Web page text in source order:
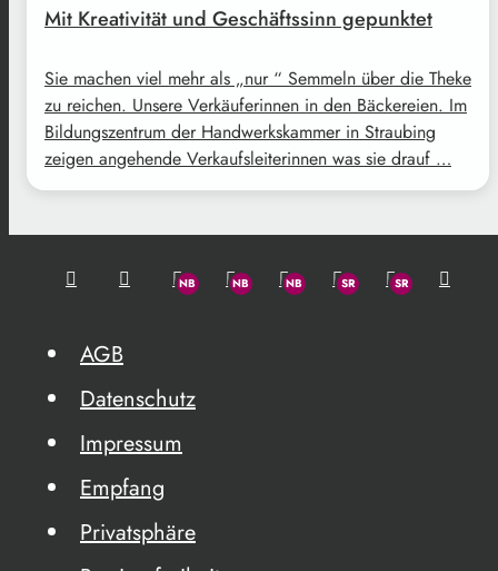
Mit Kreativität und Geschäftssinn gepunktet
Sie machen viel mehr als „nur “ Semmeln über die Theke
zu reichen. Unsere Verkäuferinnen in den Bäckereien. Im
Bildungszentrum der Handwerkskammer in Straubing
zeigen angehende Verkaufsleiterinnen was sie drauf …
AGB
Datenschutz
Impressum
Empfang
Privatsphäre